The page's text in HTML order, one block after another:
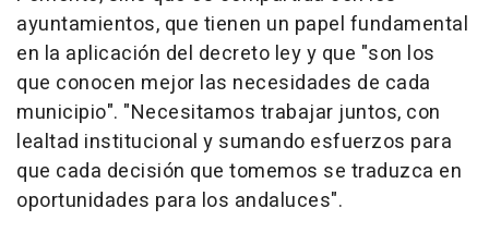
ayuntamientos, que tienen un papel fundamental
en la aplicación del decreto ley y que "son los
que conocen mejor las necesidades de cada
municipio". "Necesitamos trabajar juntos, con
lealtad institucional y sumando esfuerzos para
que cada decisión que tomemos se traduzca en
oportunidades para los andaluces".